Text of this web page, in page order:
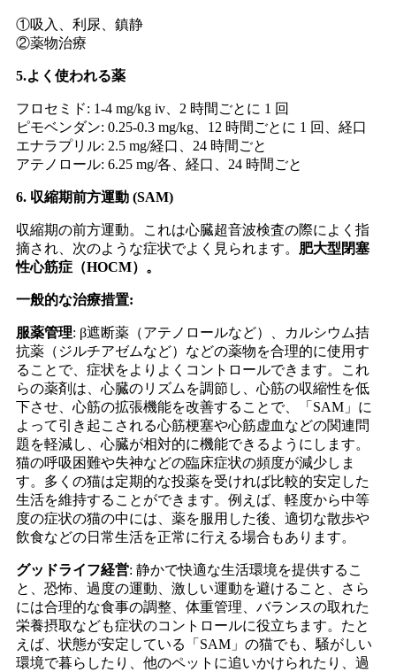
①吸入、利尿、鎮静
②薬物治療
5.よく使われる薬
フロセミド: 1-4 mg/kg iv、2 時間ごとに 1 回
ピモベンダン: 0.25-0.3 mg/kg、12 時間ごとに 1 回、経口
エナラプリル: 2.5 mg/経口、24 時間ごと
アテノロール: 6.25 mg/各、経口、24 時間ごと
6. 収縮期前方運動 (SAM)
収縮期の前方運動。これは心臓超音波検査の際によく指
摘され、次のような症状でよく見られます。 肥大型閉塞
性心筋症（HOCM）。
一般的な治療措置:
服薬管理: β遮断薬（アテノロールなど）、カルシウム拮
抗薬（ジルチアゼムなど）などの薬物を合理的に使用す
ることで、症状をよりよくコントロールできます。これ
らの薬剤は、心臓のリズムを調節し、心筋の収縮性を低
下させ、心筋の拡張機能を改善することで、「SAM」に
よって引き起こされる心筋梗塞や心筋虚血などの関連問
題を軽減し、心臓が相対的に機能できるようにします。
猫の呼吸困難や失神などの臨床症状の頻度が減少しま
す。多くの猫は定期的な投薬を受ければ比較的安定した
生活を維持することができます。例えば、軽度から中等
度の症状の猫の中には、薬を服用した後、適切な散歩や
飲食などの日常生活を正常に行える場合もあります。
グッドライフ経営: 静かで快適な生活環境を提供するこ
と、恐怖、過度の運動、激しい運動を避けること、さら
には合理的な食事の調整​​、体重管理、バランスの取れた
栄養摂取なども症状のコントロールに役立ちます。たと
えば、状態が安定している「SAM」の猫でも、騒がしい
環境で暮らしたり、他のペットに追いかけられたり、過